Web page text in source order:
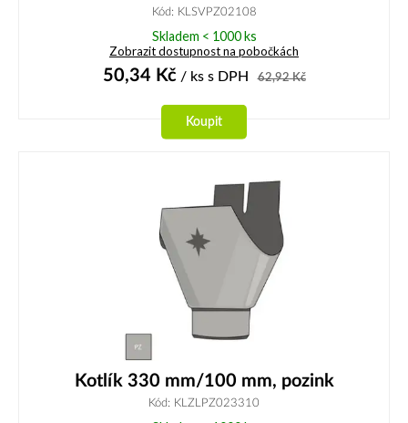
Kód: KLSVPZ02108
Skladem < 1000 ks
Zobrazit dostupnost na pobočkách
50,34 Kč/ ks s DPH 62,92Kč
Koupit
Kotlík 330 mm/100 mm, pozink
Kód: KLZLPZ023310